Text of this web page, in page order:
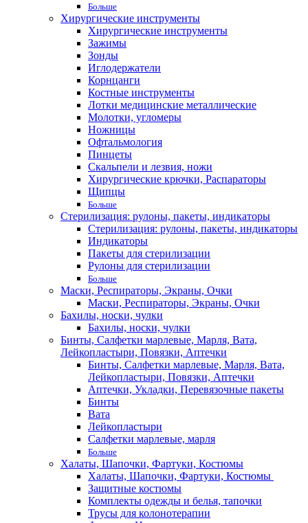
Больше
Хирургические инструменты
Хирургические инструменты
Зажимы
Зонды
Иглодержатели
Корнцанги
Костные инструменты
Лотки медицинские металлические
Молотки, угломеры
Ножницы
Офтальмология
Пинцеты
Скальпели и лезвия, ножи
Хирургические крючки, Распараторы
Щипцы
Больше
Стерилизация: рулоны, пакеты, индикаторы
Стерилизация: рулоны, пакеты, индикаторы
Индикаторы
Пакеты для стерилизации
Рулоны для стерилизации
Больше
Маски, Респираторы, Экраны, Очки
Маски, Респираторы, Экраны, Очки
Бахилы, носки, чулки
Бахилы, носки, чулки
Бинты, Салфетки марлевые, Марля, Вата,
Лейкопластыри, Повязки, Аптечки
Бинты, Салфетки марлевые, Марля, Вата,
Лейкопластыри, Повязки, Аптечки
Аптечки, Укладки, Перевязочные пакеты
Бинты
Вата
Лейкопластыри
Салфетки марлевые, марля
Больше
Халаты, Шапочки, Фартуки, Костюмы
Халаты, Шапочки, Фартуки, Костюмы
Защитные костюмы
Комплекты одежды и белья, тапочки
Трусы для колонотерапии